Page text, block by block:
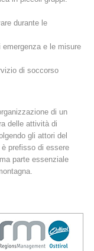
durante le
e le misure
di soccorso
di un
delle attività di
gli attori del
prefisso di essere
parte essenziale